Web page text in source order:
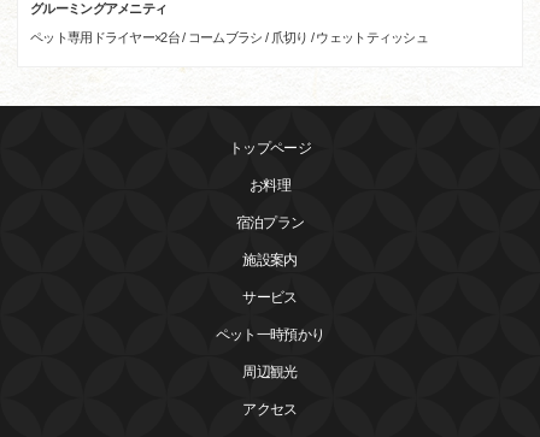
グルーミングアメニティ
ペット専用ドライヤー×2台 / コームブラシ / 爪切り / ウェットティッシュ
トップページ
お料理
宿泊プラン
施設案内
サービス
ペット一時預かり
周辺観光
アクセス